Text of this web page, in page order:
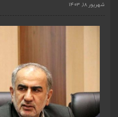
شهریور ۱۸, ۱۴۰۳